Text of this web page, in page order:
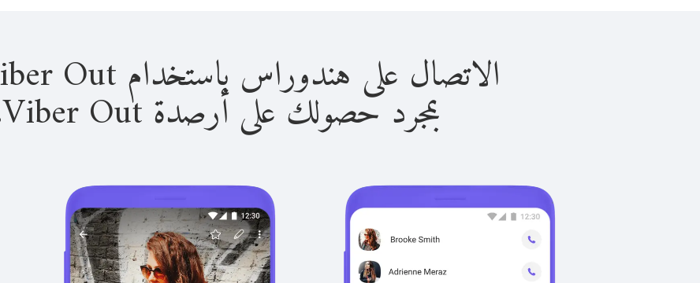
الاتصال على هندوراس باستخدام Viber Out سهل للغاية.
بمجرد حصولك على أرصدة Viber Out، يمكنك: